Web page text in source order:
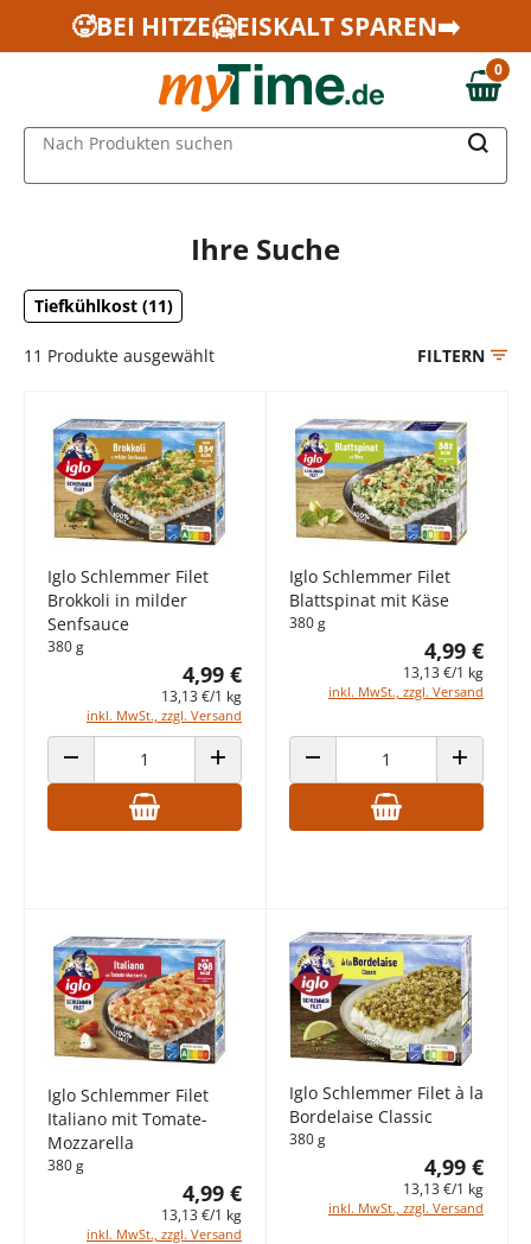
Zum Hauptinhalt springen
Zur Navigation springen
Zur Suche springen
🥵BEI HITZE🥶EISKALT SPAREN➡️
0,00 €
0
Nach Produkten suchen
Ihre Suche
Tiefkühlkost (11)
11 Produkte ausgewählt FILTERN
Iglo Schlemmer Filet
Brokkoli in milder
Senfsauce
380 g
4,99 €
13,13 €/1 kg
inkl. MwSt., zzgl. Versand
ANZAHL VERRINGERN ANZAHL ERHÖHEN
Iglo Schlemmer Filet
Blattspinat mit Käse
380 g
4,99 €
13,13 €/1 kg
inkl. MwSt., zzgl. Versand
ANZAHL VERRINGERN ANZAHL
Iglo Schlemmer Filet
Italiano mit Tomate-
Mozzarella
380 g
4,99 €
13,13 €/1 kg
inkl. MwSt., zzgl. Versand
Iglo Schlemmer Filet à la
Bordelaise Classic
380 g
4,99 €
13,13 €/1 kg
inkl. MwSt., zzgl. Versand